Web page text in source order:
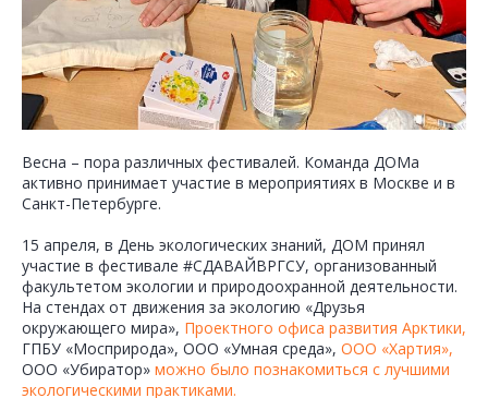
Весна – пора различных фестивалей. Команда ДОМа
активно принимает участие в мероприятиях в Москве и в
Санкт-Петербурге.
15 апреля, в День экологических знаний, ДОМ принял
участие в фестивале #СДАВАЙВРГСУ, организованный
факультетом экологии и природоохранной деятельности.
На стендах от движения за экологию «Друзья
окружающего мира», Проектного офиса развития Арктики,
ГПБУ «Мосприрода», ООО «Умная среда», ООО «Хартия»,
ООО «Убиратор» можно было познакомиться с лучшими
экологическими практиками.